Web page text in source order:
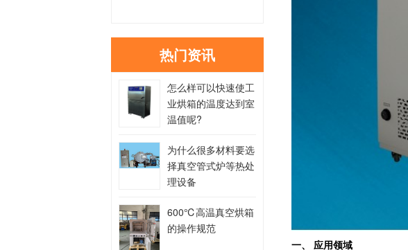
一、 应用领域
热门资讯
怎么样可以快速使工
业烘箱的温度达到室
温值呢?
为什么很多材料要选
择真空管式炉等热处
理设备
600℃高温真空烘箱
的操作规范